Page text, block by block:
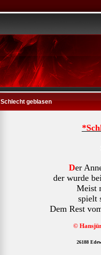
Schlecht geblasen
Der
der wurde
Meist
spielt
Dem Rest
©
26188